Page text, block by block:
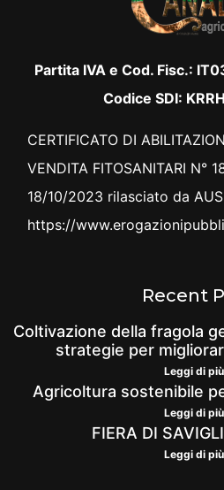
Partita IVA e Cod. Fisc.:
Codice SDI:
CERTIFICATO DI
VENDITA FITOSANITARI N°
18/10/2023 rilasciato da
https://
Recent
Coltivazione della fragola
strategie per
Leggi di
Agricoltura sostenibile
Leggi di
FIERA DI
Leggi di